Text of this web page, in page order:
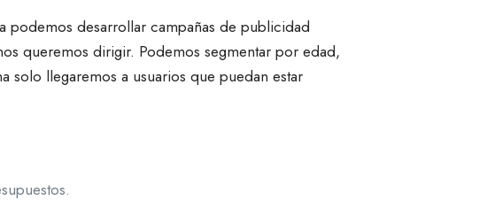
podemos desarrollar campañas de publicidad
queremos dirigir. Podemos segmentar por edad,
llegaremos a usuarios que puedan estar